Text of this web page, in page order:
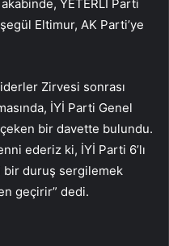
YETERLİ Parti
Eltimur, AK Parti’ye
Zirvesi sonrası
İYİ Parti Genel
çeken bir davette bulundu.
ederiz ki, İYİ Parti 6’lı
bir duruş sergilemek
geçirir” dedi.